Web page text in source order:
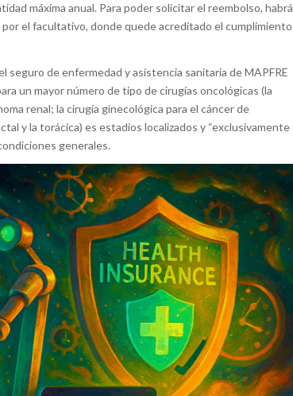
máxima anual. Para poder solicitar el reembolso, habrá
el facultativo, donde quede acreditado el cumplimiento
seguro de enfermedad y asistencia sanitaria de MAPFRE
un mayor número de tipo de cirugías oncológicas (la
renal; la cirugía ginecológica para el cáncer de
y la torácica) es estadios localizados y “exclusivamente
generales.